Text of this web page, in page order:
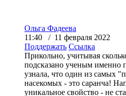
Ольга Фадеева
11:40 / 11 февраля 2022
Поддержать Ссылка
Прикольно, учитывая
подсказано ученым именно
узнала, что один из самых
насекомых - это саранча!
уникальное свойство - не